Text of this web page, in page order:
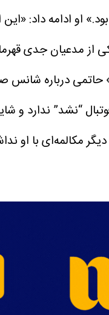
او ادامه داد:
از مدعیان جدی
حاتمی درباره شانس
“نشد” ندارد و
مکالمه‌ای با او